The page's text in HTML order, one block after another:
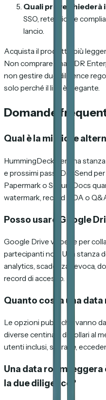
Quali prove chiederà
SSO, retention e
lancio.
Acquista il prodotto più
Non comprare una VDR
non gestire due diligence
solo perché il link è elegante.
Domande
Qual è la migliore
HummingDeck per una
e prossimi passi; DocSend
Papermark o SecureDocs
watermark, record NDA o
Posso usare Google
Google Drive va bene per
partecipanti noti. Una stanza
analytics, scadenza, revoca,
record di accesso.
Quanto costa una data
Le opzioni pubbliche vanno
diverse centinaia di dollari al
utenti inclusi, storage,
Una data room
la due diligence?